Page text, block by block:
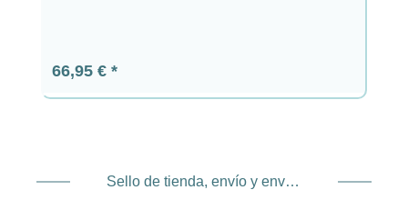
Precio normal:
66,95 €
Sello de tienda, envío y envío. Proveedor de servicios de pago